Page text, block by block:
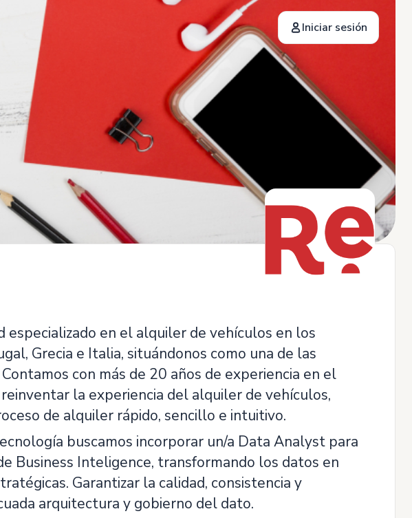
Iniciar sesión
en el alquiler de vehículos en los
Grecia e Italia, situándonos como una de las
con más de 20 años de experiencia en el
la experiencia del alquiler de vehículos,
de alquiler rápido, sencillo e intuitivo.
buscamos incorporar un/a Data Analyst para
Business Inteligence, transformando los datos en
Garantizar la calidad, consistencia y
arquitectura y gobierno del dato.